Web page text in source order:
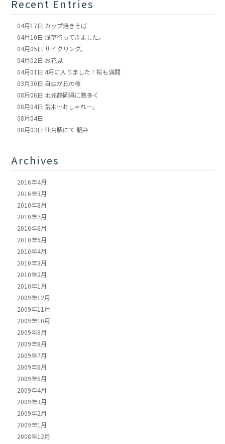
Recent Entries
04月17日 カップ焼きそば
04月10日 浅草行ってきました。
04月05日 サイクリング。
04月02日 お花見
04月01日 4月に入りました！桜も満開
03月30日 自由が丘の桜
08月06日 地元静岡県に数多く
08月04日 荒木…おしゃれー。
08月04日
08月03日 仙台駅にて 駅弁
Archives
2016年4月
2016年3月
2010年8月
2010年7月
2010年6月
2010年5月
2010年4月
2010年3月
2010年2月
2010年1月
2009年12月
2009年11月
2009年10月
2009年9月
2009年8月
2009年7月
2009年6月
2009年5月
2009年4月
2009年3月
2009年2月
2009年1月
2008年12月